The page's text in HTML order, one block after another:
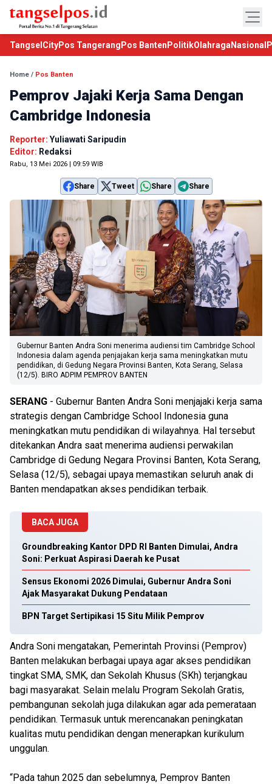
TangselCityPos Tangerang Pos Banten PolitikOlahraga Nasional
Home / Pos Banten
Pemprov Jajaki Kerja Sama Dengan
Cambridge Indonesia
Reporter: Yuliawati Saripudin
Editor: Redaksi
Rabu, 13 Mei 2026 | 09:59 WIB
Share Tweet Share Share
Gubernur Banten Andra Soni menerima audiensi tim Cambridge School
Indonesia dalam agenda penjajakan kerja sama meningkatkan mutu
pendidikan, di Gedung Negara Provinsi Banten, Kota Serang, Selasa
(12/5). BIRO ADPIM PEMPROV BANTEN
SERANG - Gubernur Banten Andra Soni menjajaki kerja sama
strategis dengan Cambridge School Indonesia guna
meningkatkan mutu pendidikan di wilayahnya. Hal tersebut
ditekankan Andra saat menerima audiensi perwakilan
Cambridge di Gedung Negara Provinsi Banten, Kota Serang,
Selasa (12/5), sebagai upaya memastikan seluruh anak di
Banten mendapatkan akses pendidikan terbaik.
BACA JUGA
Groundbreaking Kantor DPD RI Banten Dimulai, Andra
Soni: Perkuat Aspirasi Daerah ke Pusat
Sensus Ekonomi 2026 Dimulai, Gubernur Andra Soni
Ajak Masyarakat Dukung Pendataan
BPN Target Sertipikasi 15 Situ Milik Pemprov
Andra Soni mengatakan, Pemerintah Provinsi (Pemprov)
Banten melakukan berbagai upaya agar akses pendidikan
tingkat SMA, SMK, dan Sekolah Khusus (SKh) terjangkau
bagi masyarakat. Selain melalu Program Sekolah Gratis,
pembangunan sekolah juga dilakukan agar ada pemerataan
pendidikan. Termasuk untuk merencanakan peningkatan
kualitas mutu pendidikan dengan menerapkan kurikulum
unggulan.
“Pada tahun 2025 dan sebelumnya, Pemprov Banten